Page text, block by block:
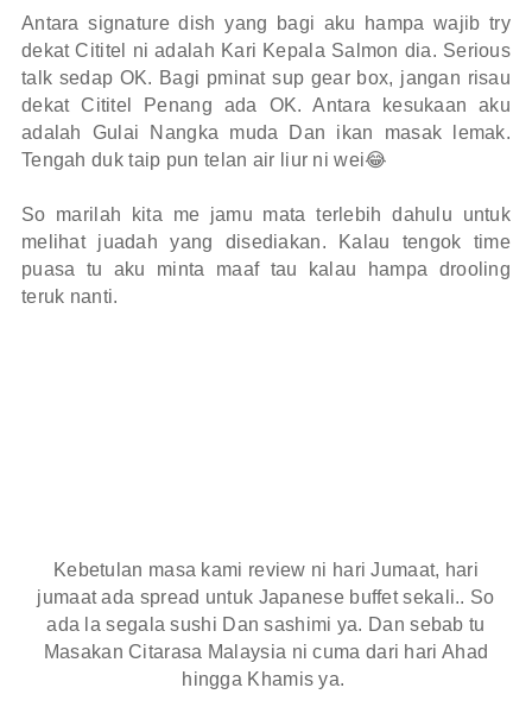
Antara signature dish yang bagi aku hampa wajib try
dekat Cititel ni adalah Kari Kepala Salmon dia. Serious
talk sedap OK. Bagi pminat sup gear box, jangan risau
dekat Cititel Penang ada OK. Antara kesukaan aku
adalah Gulai Nangka muda Dan ikan masak lemak.
Tengah duk taip pun telan air liur ni wei😂
So marilah kita me jamu mata terlebih dahulu untuk
melihat juadah yang disediakan. Kalau tengok time
puasa tu aku minta maaf tau kalau hampa drooling
teruk nanti.
Kebetulan masa kami review ni hari Jumaat, hari
jumaat ada spread untuk Japanese buffet sekali.. So
ada la segala sushi Dan sashimi ya. Dan sebab tu
Masakan Citarasa Malaysia ni cuma dari hari Ahad
hingga Khamis ya.